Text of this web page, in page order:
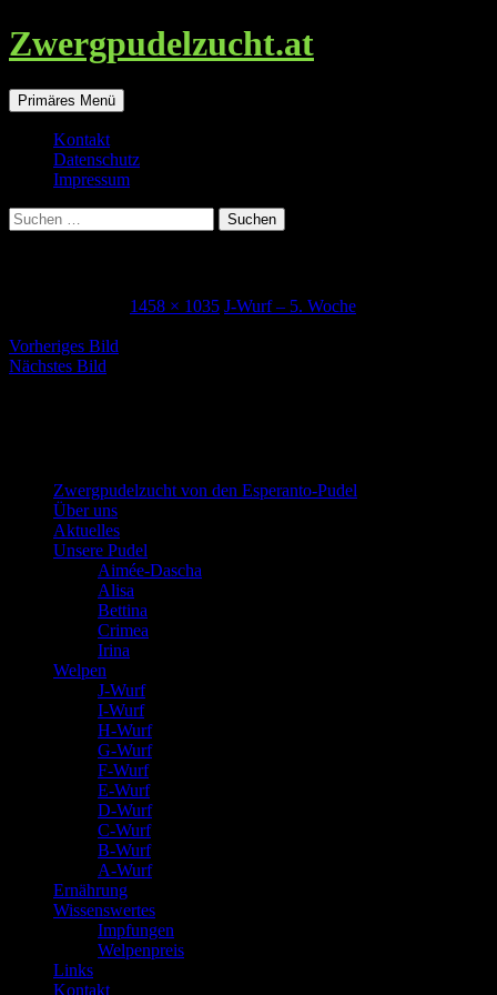
Zwergpudelzucht.at
Suchen
Primäres Menü Zum
Inhalt
Kontakt
Datenschutz
Impressum
Suchen
nach:
1458 × 1035 J-Wurf – 5. Woche
Vorheriges Bild
Nächstes Bild
Zwergpudelzucht von den Esperanto-Pudel
Über uns
Aktuelles
Unsere Pudel
Aimée-Dascha
Alisa
Bettina
Crimea
Irina
Welpen
J-Wurf
I-Wurf
H-Wurf
G-Wurf
F-Wurf
E-Wurf
D-Wurf
C-Wurf
B-Wurf
A-Wurf
Ernährung
Wissenswertes
Impfungen
Welpenpreis
Links
Kontakt